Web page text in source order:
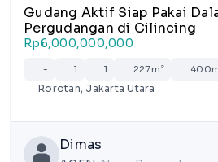
Gudang Aktif Siap Pakai
Pergudangan di Cilincing
Rp6,000,000,000
- 1 1 227m²
Rorotan, Jakarta Utara
Dimas